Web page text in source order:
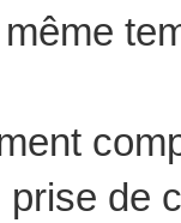
même
de